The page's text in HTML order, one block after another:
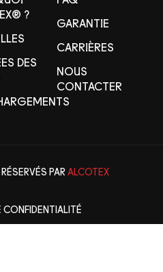
?
DES
GARANTIE
CARRIÈRES
NOUS
CONTACTER
PAR ALCOTEX
CONFIDENTIALITÉ